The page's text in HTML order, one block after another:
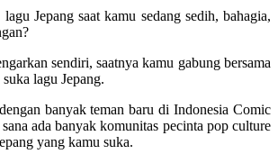
Jepang saat kamu sedang sedih, bahagia,
sendiri, saatnya kamu gabung bersama
lagu Jepang.
banyak teman baru di Indonesia Comic
ada banyak komunitas pecinta pop culture
yang kamu suka.